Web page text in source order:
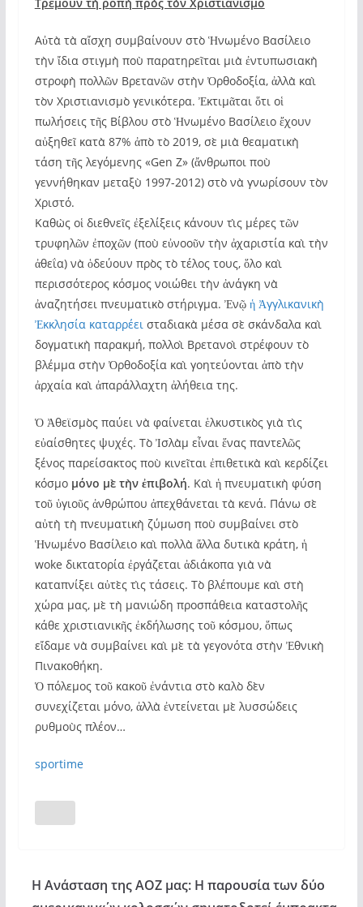
Αὐτὰ τὰ αἴσχη συμβαίνουν στὸ Ἡνωμένο Βασίλειο
τὴν ἴδια στιγμὴ ποὺ παρατηρεῖται μιὰ ἐντυπωσιακὴ
στροφὴ πολλῶν Βρετανῶν στὴν Ὀρθοδοξία, ἀλλὰ καὶ
τὸν Χριστιανισμὸ γενικότερα. Ἐκτιμᾶται ὅτι οἱ
πωλήσεις τῆς Βίβλου στὸ Ἡνωμένο Βασίλειο ἔχουν
αὐξηθεῖ κατὰ 87% ἀπὸ τὸ 2019, σὲ μιὰ θεαματικὴ
τάση τῆς λεγόμενης «Gen Z» (ἄνθρωποι ποὺ
γεννήθηκαν μεταξὺ 1997-2012) στὸ νὰ γνωρίσουν τὸν
Χριστό.
Καθὼς οἱ διεθνεῖς ἐξελίξεις κάνουν τὶς μέρες τῶν
τρυφηλῶν ἐποχῶν (ποὺ εὐνοοῦν τὴν ἀχαριστία καὶ τὴν
ἀθεΐα) νὰ ὁδεύουν πρὸς τὸ τέλος τους, ὅλο καὶ
περισσότερος κόσμος νοιώθει τὴν ἀνάγκη νὰ
ἀναζητήσει πνευματικὸ στήριγμα. Ἐνῷ ἡ Ἀγγλικανικὴ
Ἐκκλησία καταρρέει σταδιακὰ μέσα σὲ σκάνδαλα καὶ
δογματικὴ παρακμή, πολλοὶ Βρετανοὶ στρέφουν τὸ
βλέμμα στὴν Ὀρθοδοξία καὶ γοητεύονται ἀπὸ τὴν
ἀρχαία καὶ ἀπαράλλαχτη ἀλήθεια της.
Ὁ Ἀθεϊσμὸς παύει νὰ φαίνεται ἑλκυστικὸς γιὰ τὶς
εὐαίσθητες ψυχές. Τὸ Ἰσλὰμ εἶναι ἕνας παντελῶς
ξένος παρείσακτος ποὺ κινεῖται ἐπιθετικὰ καὶ κερδίζει
κόσμομόνο μὲ τὴν ἐπιβολή. Καὶ ἡ πνευματικὴ φύση
τοῦ ὑγιοῦς ἀνθρώπου ἀπεχθάνεται τὰ κενά. Πάνω σὲ
αὐτὴ τὴ πνευματικὴ ζύμωση ποὺ συμβαίνει στὸ
Ἡνωμένο Βασίλειο καὶ πολλὰ ἄλλα δυτικὰ κράτη, ἡ
woke δικτατορία ἐργάζεται ἀδιάκοπα γιὰ νὰ
καταπνίξει αὐτὲς τὶς τάσεις. Τὸ βλέπουμε καὶ στὴ
χώρα μας, μὲ τὴ μανιώδη προσπάθεια καταστολῆς
κάθε χριστιανικῆς ἐκδήλωσης τοῦ κόσμου, ὅπως
εἴδαμε νὰ συμβαίνει καὶ μὲ τὰ γεγονότα στὴν Ἐθνικὴ
Πινακοθήκη.
Ὁ πόλεμος τοῦ κακοῦ ἐνάντια στὸ καλὸ δὲν
συνεχίζεται μόνο, ἀλλὰ ἐντείνεται μὲ λυσσώδεις
ρυθμοὺς πλέον…
sportime
Η Ανάσταση της ΑΟΖ μας: Η παρουσία των δύο